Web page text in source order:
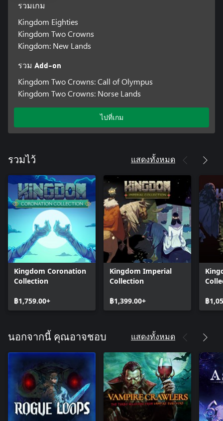
รวมเกม
Kingdom Eighties
Kingdom Two Crowns
Kingdom: New Lands
รวม Add-on
Kingdom Two Crowns: Call of Olympus
Kingdom Two Crowns: Norse Lands
ไปที่เกม
รวมไว้ แสดงทั้งหมด
Kingdom Coronation
Collection
฿1,759.00+
Kingdom Imperial
Collection
฿1,399.00+ ฿
นอกจากนี้ คุณอาจชอบ แสดงทั้งหมด